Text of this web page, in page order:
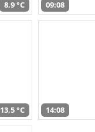
8,9 °C 09:08
13,5 °C 14:08